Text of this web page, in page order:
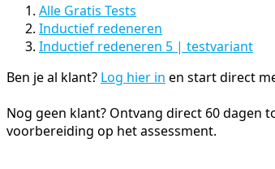
Alle Gratis Tests
Inductief redeneren
Inductief redeneren 5 | testvariant
Ben je al klant? Log hier in en start direct
Nog geen klant? Ontvang direct 60 dagen
voorbereiding op het assessment.